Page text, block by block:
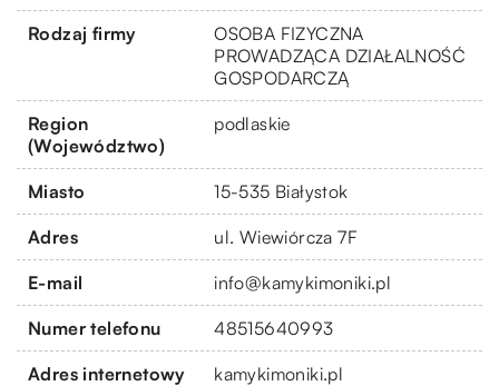
Rodzaj firmy
OSOBA FIZYCZNA
PROWADZĄCA DZIAŁALNOŚĆ
GOSPODARCZĄ
Region
(Województwo)
podlaskie
Miasto 15-535 Białystok
Adres ul. Wiewiórcza 7F
E-mail info@kamykimoniki.pl
Numer telefonu 48515640993
Adres internetowy kamykimoniki.pl